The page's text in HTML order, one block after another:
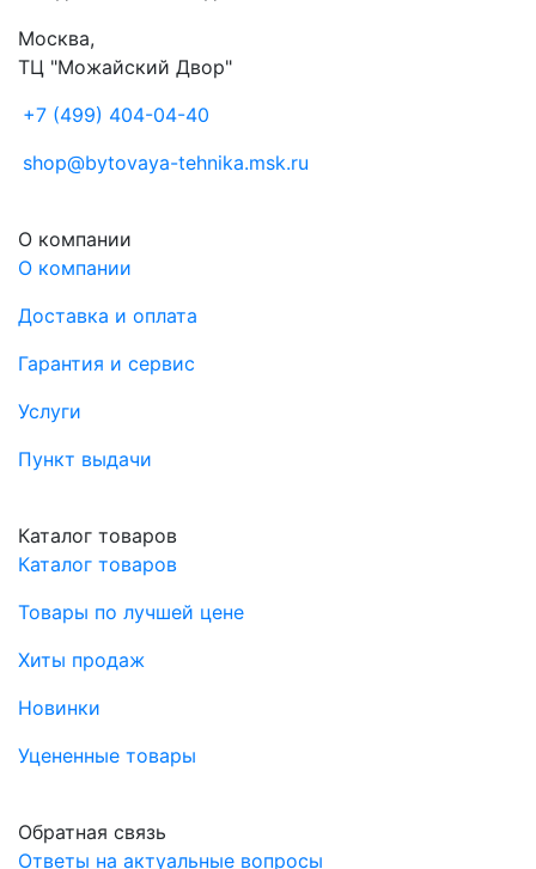
Москва,
ТЦ "Можайский Двор"
+7 (499) 404-04-40
shop@bytovaya-tehnika.msk.ru
О компании
О компании
Доставка и оплата
Гарантия и сервис
Услуги
Пункт выдачи
Каталог товаров
Каталог товаров
Товары по лучшей цене
Хиты продаж
Новинки
Уцененные товары
Обратная связь
Ответы на актуальные вопросы